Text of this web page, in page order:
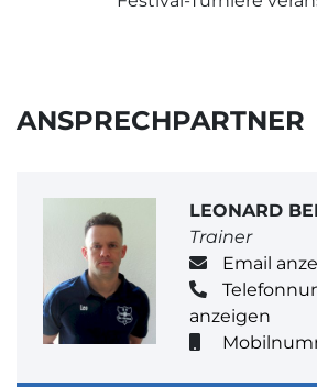
ANSPRECHPARTNER
LEONARD
Trainer
Email
anzeigen